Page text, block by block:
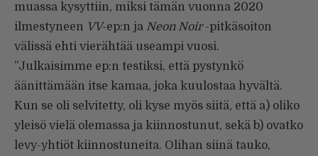
muassa kysyttiin, miksi tämän vuonna 2020
ilmestyneen VV-ep:n ja Neon Noir-pitkäsoiton
välissä ehti vierähtää useampi vuosi.
”Julkaisimme ep:n testiksi, että pystynkö
äänittämään itse kamaa, joka kuulostaa hyvältä.
Kun se oli selvitetty, oli kyse myös siitä, että a) oliko
yleisö vielä olemassa ja kiinnostunut, sekä b) ovatko
levy-yhtiöt kiinnostuneita. Olihan siinä tauko,